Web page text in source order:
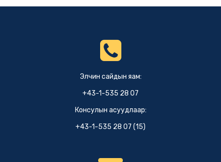
Элчин сайдын яам:
+43-1-535 28 07
Консулын асуудлаар:
+43-1-535 28 07 (15)